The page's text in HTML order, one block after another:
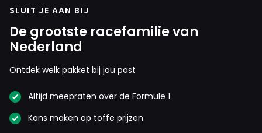
SLUIT JE AAN BIJ
De grootste racefamilie van
Nederland
Ontdek welk pakket bij jou past
Altijd meepraten over de Formule 1
Kans maken op toffe prijzen